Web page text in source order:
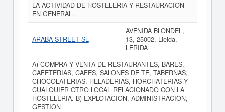
LA ACTIVIDAD DE HOSTELERIA Y RESTAURACION
EN GENERAL.
ARABA STREET SL
AVENIDA BLONDEL,
13, 25002, Lleida,
LERIDA
A) COMPRA Y VENTA DE RESTAURANTES, BARES,
CAFETERIAS, CAFES, SALONES DE TE, TABERNAS,
CHOCOLATERIAS, HELADERIAS, HORCHATERIAS Y
CUALQUIER OTRO LOCAL RELACIONADO CON LA
HOSTELERIA. B) EXPLOTACION, ADMINISTRACION,
GESTION